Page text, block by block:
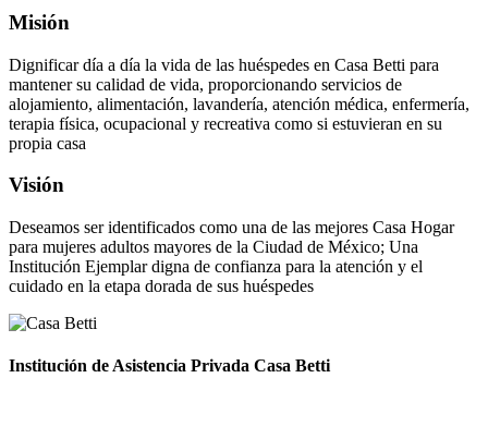
Misión
Dignificar día a día la vida de las huéspedes en Casa Betti para
mantener su calidad de vida, proporcionando servicios de
alojamiento, alimentación, lavandería, atención médica, enfermería,
terapia física, ocupacional y recreativa como si estuvieran en su
propia casa
Visión
Deseamos ser identificados como una de las mejores Casa Hogar
para mujeres adultos mayores de la Ciudad de México; Una
Institución Ejemplar digna de confianza para la atención y el
cuidado en la etapa dorada de sus huéspedes
Institución de Asistencia Privada Casa Betti